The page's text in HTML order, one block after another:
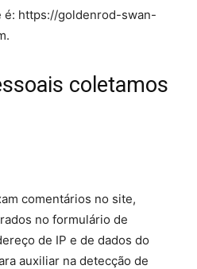
é: https://goldenrod-swan-
coletamos
comentários no site,
no formulário de
de IP e de dados do
auxiliar na detecção de